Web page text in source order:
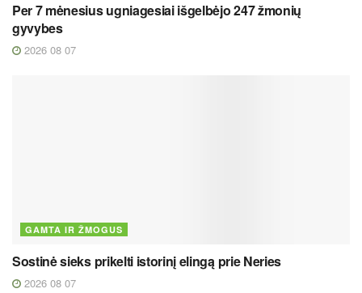
Per 7 mėnesius ugniagesiai išgelbėjo 247 žmonių
gyvybes
2026 08 07
GAMTA IR ŽMOGUS
Sostinė sieks prikelti istorinį elingą prie Neries
2026 08 07